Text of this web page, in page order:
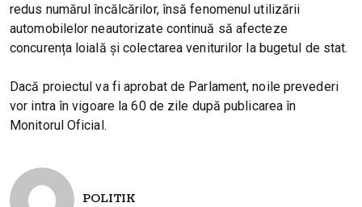
redus numărul încălcărilor, însă fenomenul utilizării
automobilelor neautorizate continuă să afecteze
concurența loială și colectarea veniturilor la bugetul de stat.
Dacă proiectul va fi aprobat de Parlament, noile prevederi
vor intra în vigoare la 60 de zile după publicarea în
Monitorul Oficial.
POLITIK